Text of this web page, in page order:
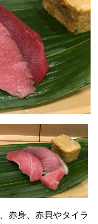
赤身、赤貝やタイラ